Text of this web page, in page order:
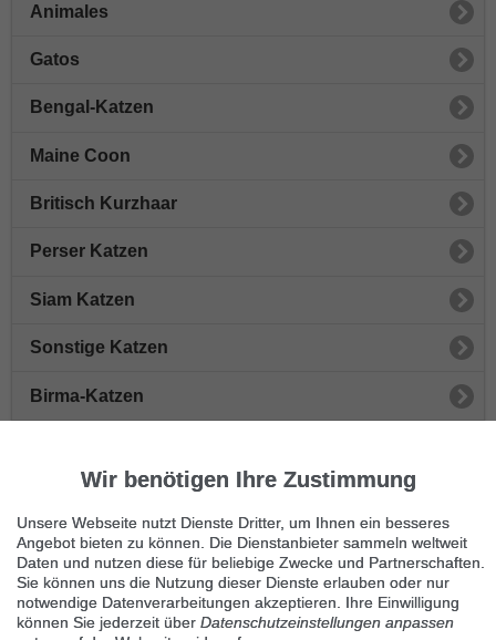
Animales
Gatos
Bengal-Katzen
Maine Coon
Britisch Kurzhaar
Perser Katzen
Siam Katzen
Sonstige Katzen
Birma-Katzen
Ragdoll
Katzenzubehör
Katzen verschenken
Kitten kaufen
Wir benötigen Ihre Zustimmung
Unsere Webseite nutzt Dienste Dritter, um Ihnen ein besseres
Angebot bieten zu können. Die Dienstanbieter sammeln weltweit
Daten und nutzen diese für beliebige Zwecke und Partnerschaften.
Sie können uns die Nutzung dieser Dienste erlauben oder nur
notwendige Datenverarbeitungen akzeptieren. Ihre Einwilligung
können Sie jederzeit über Datenschutzeinstellungen anpassen